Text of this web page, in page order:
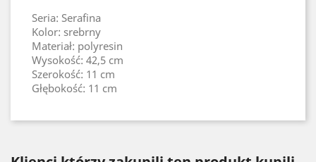
Seria: Serafina
Kolor: srebrny
Materiał: polyresin
Wysokość: 42,5 cm
Szerokość: 11 cm
Głębokość: 11 cm